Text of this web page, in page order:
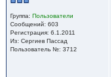
Группа: Пользователи
Сообщений: 603
Регистрация: 6.1.2011
Из: Сергиев Пассад
Пользователь №: 3712